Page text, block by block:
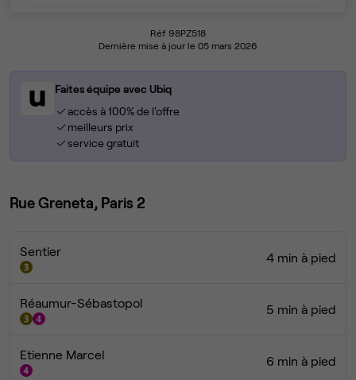
Réf 98PZ518
Dernière mise à jour le 05 mars 2026
Faites équipe avec Ubiq
accès à 100% de l'offre
meilleurs prix
service gratuit
Rue Greneta, Paris 2
Sentier 4 min à pied
Réaumur-Sébastopol 5 min à pied
Etienne Marcel 6 min à pied